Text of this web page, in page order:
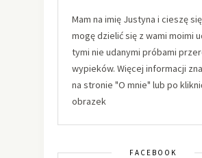
Mam na imię Justyna i cieszę
mogę dzielić się z wami moimi
tymi nie udanymi próbami
wypieków. Więcej informacji
na stronie "O mnie" lub po
obrazek
FACEBOOK